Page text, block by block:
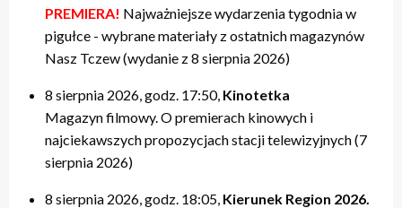
PREMIERA! Najważniejsze wydarzenia tygodnia w
pigułce - wybrane materiały z ostatnich magazynów
Nasz Tczew (wydanie z 8 sierpnia 2026)
8 sierpnia 2026, godz. 17:50, Kinotetka
Magazyn filmowy. O premierach kinowych i
najciekawszych propozycjach stacji telewizyjnych (7
sierpnia 2026)
8 sierpnia 2026, godz. 18:05, Kierunek Region 2026.